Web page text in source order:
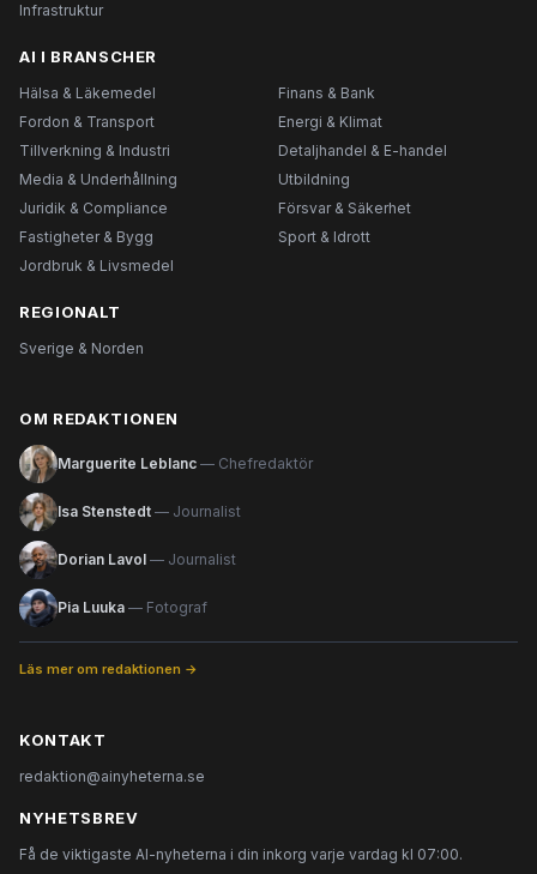
Infrastruktur
AI I BRANSCHER
Hälsa & Läkemedel
Finans & Bank
Fordon & Transport
Energi & Klimat
Tillverkning & Industri
Detaljhandel & E-handel
Media & Underhållning
Utbildning
Juridik & Compliance
Försvar & Säkerhet
Fastigheter & Bygg
Sport & Idrott
Jordbruk & Livsmedel
REGIONALT
Sverige & Norden
OM REDAKTIONEN
Marguerite Leblanc — Chefredaktör
Isa Stenstedt — Journalist
Dorian Lavol — Journalist
Pia Luuka — Fotograf
Läs mer om redaktionen →
KONTAKT
redaktion@ainyheterna.se
NYHETSBREV
Få de viktigaste AI-nyheterna i din inkorg varje vardag kl 07:00.